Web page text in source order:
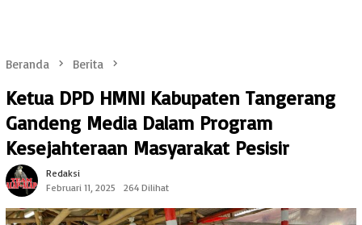
Beranda Berita
Ketua DPD HMNI Kabupaten Tangerang
Gandeng Media Dalam Program
Kesejahteraan Masyarakat Pesisir
Redaksi
Februari 11, 2025
264 Dilihat